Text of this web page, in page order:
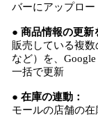
バーにアップロー
● 商品情報の更新
販売している複
など）を、
一括で更新
● 在庫の連動：
モールの店舗の